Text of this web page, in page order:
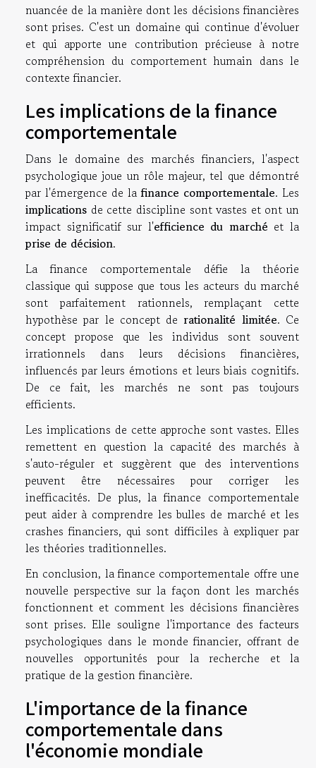
nuancée de la manière dont les décisions financières
sont prises. C'est un domaine qui continue d'évoluer
et qui apporte une contribution précieuse à notre
compréhension du comportement humain dans le
contexte financier.
Les implications de la finance
comportementale
Dans le domaine des marchés financiers, l'aspect
psychologique joue un rôle majeur, tel que démontré
par l'émergence de lafinance comportementale. Les
implications de cette discipline sont vastes et ont un
impact significatif sur l'efficience du marché et la
prise de décision.
La finance comportementale défie la théorie
classique qui suppose que tous les acteurs du marché
sont parfaitement rationnels, remplaçant cette
hypothèse par le concept de rationalité limitée. Ce
concept propose que les individus sont souvent
irrationnels dans leurs décisions financières,
influencés par leurs émotions et leurs biais cognitifs.
De ce fait, les marchés ne sont pas toujours
efficients.
Les implications de cette approche sont vastes. Elles
remettent en question la capacité des marchés à
s'auto-réguler et suggèrent que des interventions
peuvent être nécessaires pour corriger les
inefficacités. De plus, la finance comportementale
peut aider à comprendre les bulles de marché et les
crashes financiers, qui sont difficiles à expliquer par
les théories traditionnelles.
En conclusion, la finance comportementale offre une
nouvelle perspective sur la façon dont les marchés
fonctionnent et comment les décisions financières
sont prises. Elle souligne l'importance des facteurs
psychologiques dans le monde financier, offrant de
nouvelles opportunités pour la recherche et la
pratique de la gestion financière.
L'importance de la finance
comportementale dans
l'économie mondiale